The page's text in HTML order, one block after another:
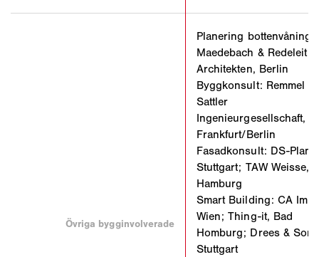
Övriga bygginvolverade
Planering bottenvåning:
Maedebach & Redeleit
Architekten, Berlin
Byggkonsult: Remmel +
Sattler
Ingenieurgesellschaft,
Frankfurt/Berlin
Fasadkonsult: DS-Plan,
Stuttgart; TAW Weisse,
Hamburg
Smart Building: CA
Wien; Thing-it, Bad
Homburg; Drees &
Stuttgart